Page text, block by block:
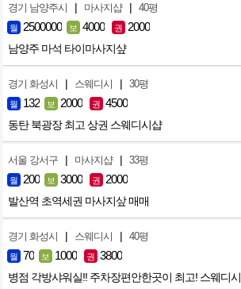
경기 남양주시 | 마사지샵 | 40평
월 2500000 보 4000 권 2000
남양주 마석 타이마사지샾
경기 화성시 | 스웨디시 | 30평
월 132 보 2000 권 4500
동탄 북광장 최고 상권 스웨디시샵
서울 강서구 | 마사지샵 | 33평
월 200 보 3000 권 2000
발산역 초역세권 마사지샆 매매
경기 화성시 | 스웨디시 | 40평
월 70 보 1000 권 3800
병점 각방샤워실!! 주차장편안한곳이 최고! 스웨디시